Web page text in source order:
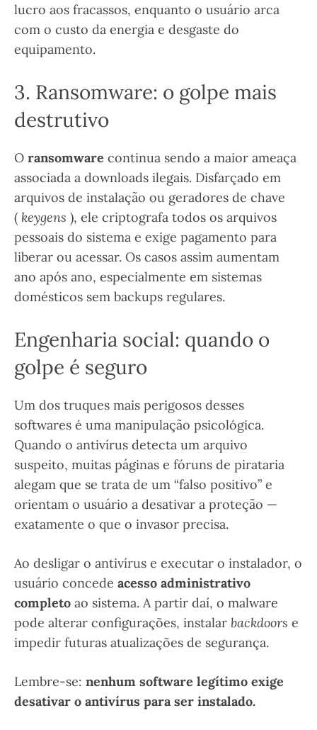
lucro aos fracassos, enquanto o usuário arca
com o custo da energia e desgaste do
equipamento.
3. Ransomware: o golpe mais
destrutivo
O ransomware continua sendo a maior ameaça
associada a downloads ilegais. Disfarçado em
arquivos de instalação ou geradores de chave
( keygens ), ele criptografa todos os arquivos
pessoais do sistema e exige pagamento para
liberar ou acessar. Os casos assim aumentam
ano após ano, especialmente em sistemas
domésticos sem backups regulares.
Engenharia social: quando o
golpe é seguro
Um dos truques mais perigosos desses
softwares é uma manipulação psicológica.
Quando o antivírus detecta um arquivo
suspeito, muitas páginas e fóruns de pirataria
alegam que se trata de um “falso positivo” e
orientam o usuário a desativar a proteção —
exatamente o que o invasor precisa.
Ao desligar o antivírus e executar o instalador, o
usuário concede acesso administrativo
completo ao sistema. A partir daí, o malware
pode alterar configurações, instalar backdoors e
impedir futuras atualizações de segurança.
Lembre-se: nenhum software legítimo exige
desativar o antivírus para ser instalado.